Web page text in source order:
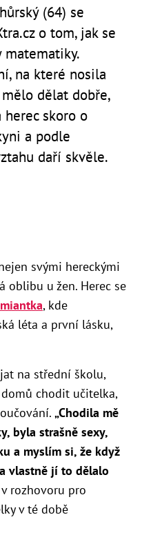
(64) se
o tom, jak se
na které nosila
dělat dobře,
skoro o
a podle
daří skvěle.
svými hereckými
oblibu u žen. Herec se
, kde
léta a první lásku,
na střední školu,
chodit učitelka,
„Chodila mě
byla strašně sexy,
a myslím si, že když
vlastně jí to dělalo
rozhovoru pro
v té době